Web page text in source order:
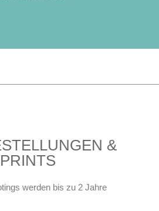
&
PRINTS
werden bis zu 2 Jahre